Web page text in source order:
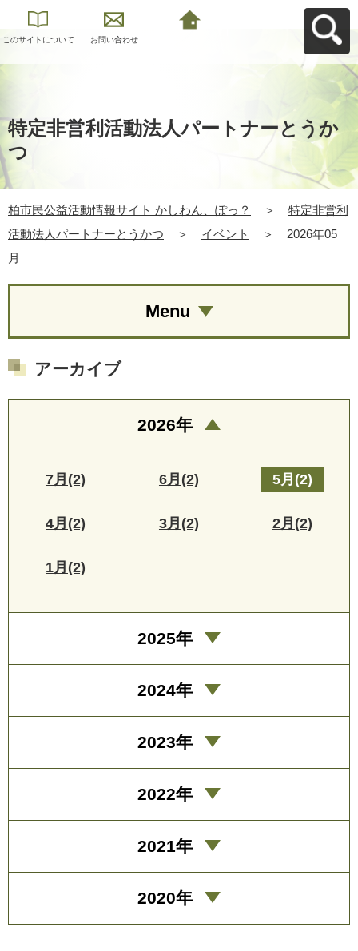
このサイトについて お問い合わせ
特定非営利活動法人パートナーとうか
つ
柏市民公益活動情報サイト かしわん、ぽっ？ ＞
特定非営利
活動法人パートナーとうかつ
＞ イベント ＞
2026年05
月
Menu
アーカイブ
2026年
7月(2) 6月(2) 5月(2)
4月(2) 3月(2) 2月(2)
1月(2)
2025年
2024年
2023年
2022年
2021年
2020年